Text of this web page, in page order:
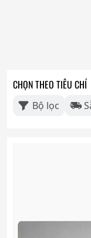
CHỌN THEO TIÊU CHÍ
Bộ lọc